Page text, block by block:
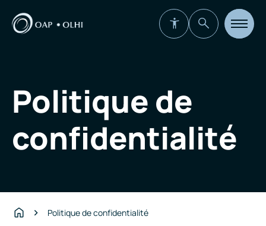
Ouvrir
la
Politique de
confidentialité
Politique de confidentialité